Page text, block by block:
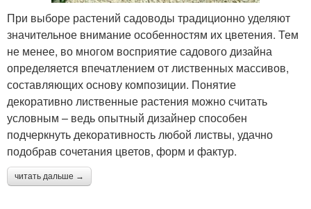
При выборе растений садоводы традиционно уделяют
значительное внимание особенностям их цветения. Тем
не менее, во многом восприятие садового дизайна
определяется впечатлением от лиственных массивов,
составляющих основу композиции. Понятие
декоративно лиственные растения можно считать
условным – ведь опытный дизайнер способен
подчеркнуть декоративность любой листвы, удачно
подобрав сочетания цветов, форм и фактур.
читать дальше →